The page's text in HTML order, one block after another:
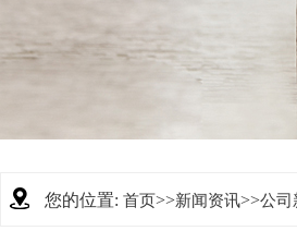
您的位置: 首页>>新闻资讯>>公司